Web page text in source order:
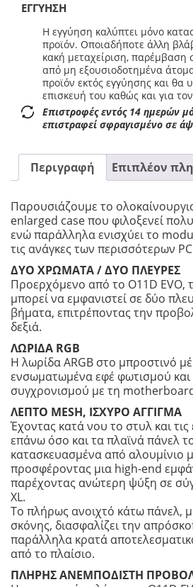
ΕΓΓΎΗΣΗ
Η εγγύηση καλύπτει μόνο
προϊόν. Οποιαδήποτε άλλη
κακή μεταχείριση, παρέμβαση
από μη εξουσιοδοτημένα
προϊόν εκτός εγγύησης και θα
επισκευή του καθώς και για
Επιστροφές εντός 14 ημερών
επιστραφεί σφραγισμένο σε
Περιγραφή Επιπλέον
Παρουσιάζουμε το
enlarged case που φιλοξενεί
ενώ παράλληλα ενισχύει το
τις ανάγκες των περισσότερων
ΔΥΟ ΧΡΩΜΑΤΑ / ΔΥΟ ΠΛΕΥΡΕΣ
Προερχόμενο από το O11D EVO,
μπορεί να εμφανιστεί σε δύο
βήματα, επιτρέποντας την
δεξιά.
ΛΩΡΙΔΑ RGB
Η λωρίδα ARGB στο μπροστινό
ενσωματωμένα εφέ φωτισμού
συγχρονισμού με τη
ΛΕΠΤΟ MESH, ΙΣΧΥΡΟ ΑΓΓΙΓΜΑ
Έχοντας κατά νου το στυλ και τις
επάνω όσο και τα πλαϊνά πάνελ
κατασκευασμένα από αλουμίνιο
προσφέροντας μια high-end
παρέχοντας ανώτερη ψύξη σε
XL.
Το πλήρως ανοιχτό κάτω πάνελ,
σκόνης, διασφαλίζει την
παράλληλα κρατά
από το πλαίσιο.
ΠΛΗΡΗΣ ΑΝΕΜΠΟΔΙΣΤΗ